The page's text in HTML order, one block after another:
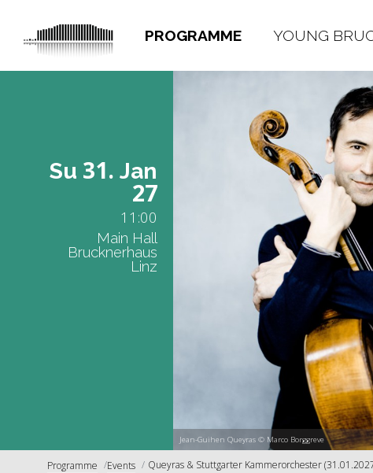
PROGRAMME YOUNG
Jean-Guihen Queyras © Marco Borggreve
Su 31. Jan
27
11:00
Main Hall
Brucknerhaus
Linz
Programme Events Queyras & Stuttgarter Kammerorchester